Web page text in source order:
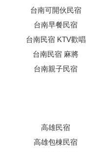
台南可開伙民宿
台南早餐民宿
台南民宿 KTV歡唱
台南民宿 麻將
台南親子民宿
高雄民宿
高雄包棟民宿